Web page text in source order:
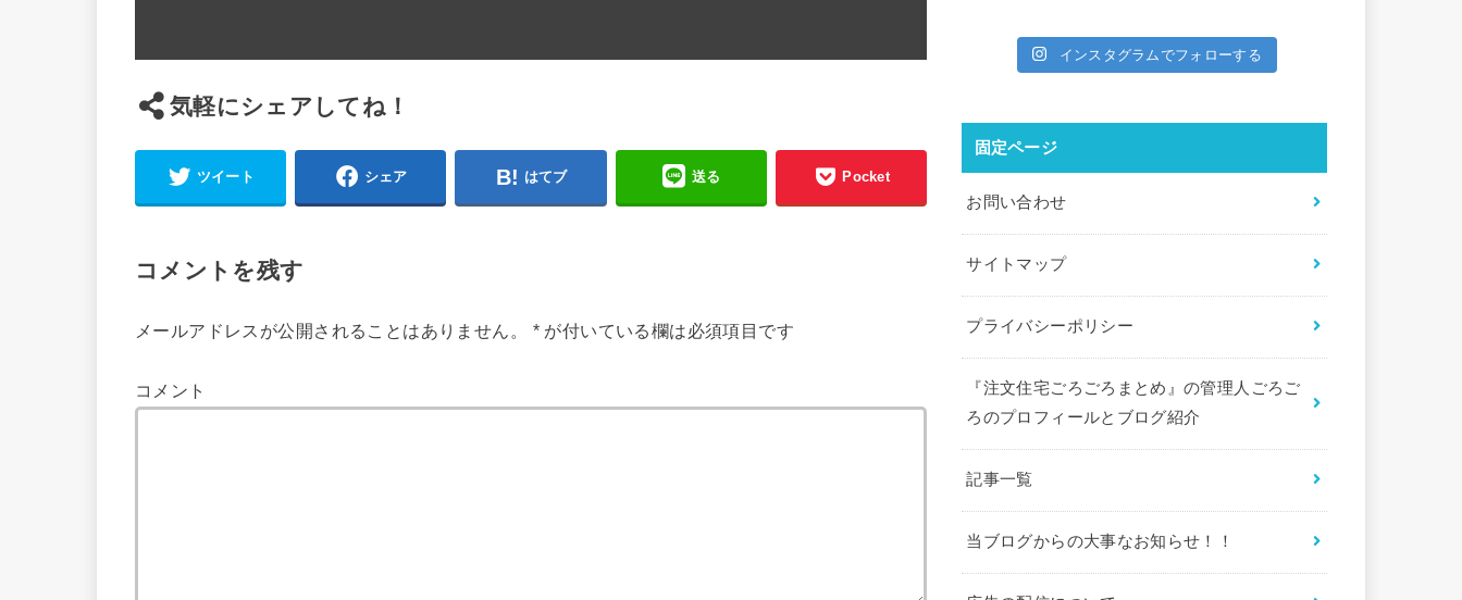
気軽にシェアしてね！
ツイート シェア はてブ 送る Pocket
コメントを残す
メールアドレスが公開されることはありません。 *が付いている欄は必須項目です
コメント
インスタグラムでフォローする
固定ページ
お問い合わせ
サイトマップ
プライバシーポリシー
『注文住宅ごろごろまとめ』の管理人ごろご
ろのプロフィールとブログ紹介
記事一覧
当ブログからの大事なお知らせ！！